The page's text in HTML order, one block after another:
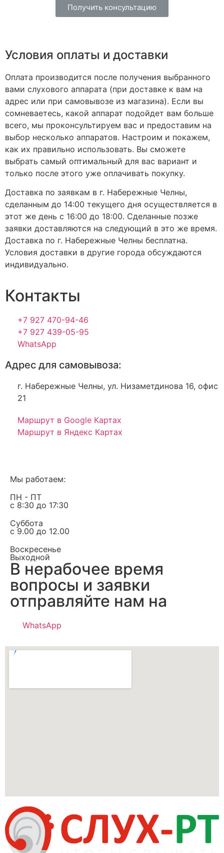
Получить консультацию
Условия оплаты и доставки
Оплата производится после получения выбранного
вами слухового аппарата (при доставке к вам на
адрес или при самовывозе из магазина). Если вы
сомневаетесь, какой аппарат подойдет вам больше
всего, мы проконсультируем вас и предоставим на
выбор несколько аппаратов. Настроим и покажем,
как их правильно использовать. Вы сможете
выбрать самый оптимальный для вас вариант и
только после этого уже оплачивать покупку.
Доставка по заявкам в г. Набережные Челны,
сделанным до 14:00 текущего дня осуществляется в
этот же день с 16:00 до 18:00. Сделанные позже
заявки доставляются на следующий в это же время.
Доставка по г. Набережные Челны бесплатна.
Условия доставки в другие города обсуждаются
индивидуально.
Мы работаем:
ПН - ПТ
с 8:30 до 17:30
Суббота
с 9.00 до 12.00
Воскресенье
Выходной
В нерабочее время
вопросы и заявки
отправляйте нам на
WhatsApp
Контакты
+7 927 470-94-46
+7 927 439-05-95
WhatsApp
Адрес для самовывоза:
г. Набережные Челны, ул. Низаметдинова 16, офис
21
Маршрут в Google Картах
Маршрут в Яндекс Картах